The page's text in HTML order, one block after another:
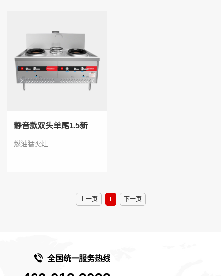
静音款双头单尾1.5新
燃油猛火灶
上一页 1 下一页
全国统一服务热线